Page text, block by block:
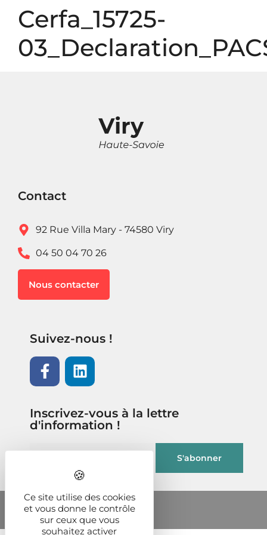
Cerfa_15725-
Contact
92 Rue Villa Mary - 74580 Viry
04 50 04 70 26
Nous contacter
Suivez-nous !
Inscrivez-vous à la lettre
d'information !
Panneau de gestion des cookies
Ce site utilise des cookies
et vous donne le contrôle
sur ceux que vous
souhaitez activer